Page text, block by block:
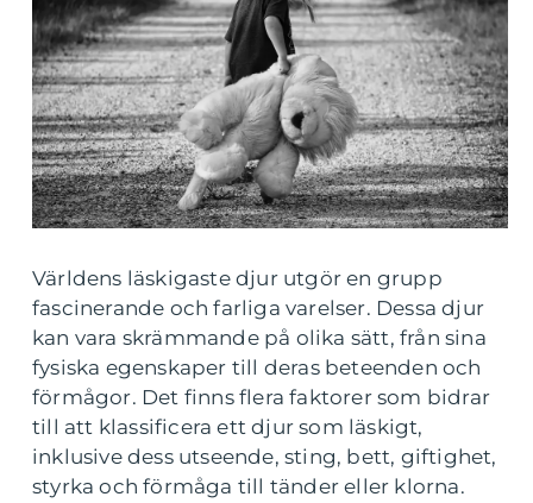
Världens läskigaste djur utgör en grupp
fascinerande och farliga varelser. Dessa djur
kan vara skrämmande på olika sätt, från sina
fysiska egenskaper till deras beteenden och
förmågor. Det finns flera faktorer som bidrar
till att klassificera ett djur som läskigt,
inklusive dess utseende, sting, bett, giftighet,
styrka och förmåga till tänder eller klorna.